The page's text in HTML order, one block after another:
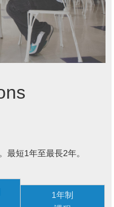
最短1年至最長2年。
1年制